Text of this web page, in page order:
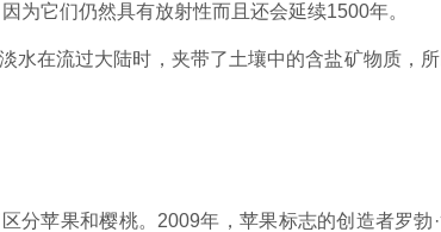
为它们仍然具有放射性而且还会延续1500年。
水在流过大陆时，夹带了土壤中的含盐矿物质，所
分苹果和樱桃。2009年，苹果标志的创造者罗勃